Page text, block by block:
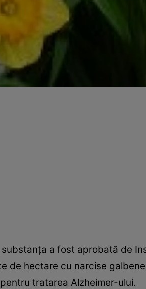
substanţa a fost aprobată de
de hectare cu narcise
tratarea Alzheimer-ului.